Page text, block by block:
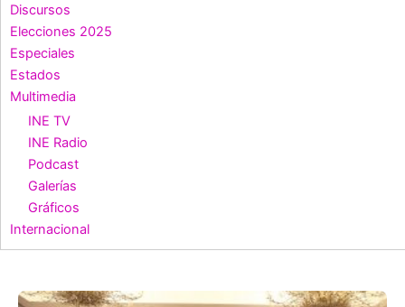
Discursos
Elecciones 2025
Especiales
Estados
Multimedia
INE TV
INE Radio
Podcast
Galerías
Gráficos
Internacional
Página PáginaPáginaPáginaPáginaPágina Página